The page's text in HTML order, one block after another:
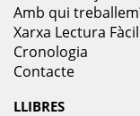
Amb qui
Xarxa Lectura Fàcil
Cronologia
Contacte
LLIBRES